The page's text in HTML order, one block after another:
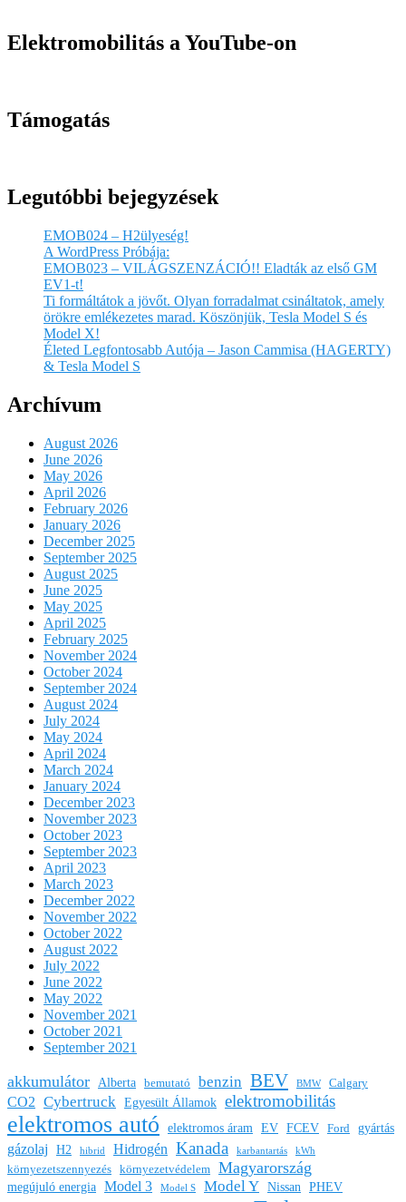
Elektromobilitás a YouTube-on
Támogatás
Legutóbbi bejegyzések
EMOB024 – H2ülyeség!
A WordPress Próbája:
EMOB023 – VILÁGSZENZÁCIÓ!! Eladták az első GM
EV1-t!
Ti formáltátok a jövőt. Olyan forradalmat csináltatok, amely
örökre emlékezetes marad. Köszönjük, Tesla Model S és
Model X!
Életed Legfontosabb Autója – Jason Cammisa (HAGERTY)
& Tesla Model S
Archívum
August 2026
June 2026
May 2026
April 2026
February 2026
January 2026
December 2025
September 2025
August 2025
June 2025
May 2025
April 2025
February 2025
November 2024
October 2024
September 2024
August 2024
July 2024
May 2024
April 2024
March 2024
January 2024
December 2023
November 2023
October 2023
September 2023
April 2023
March 2023
December 2022
November 2022
October 2022
August 2022
July 2022
June 2022
May 2022
November 2021
October 2021
September 2021
akkumulátor Alberta bemutató benzin BEV BMW Calgary
CO2 Cybertruck Egyesült Államok elektromobilitás
elektromos autó elektromos áram EV FCEV Ford gyártás
gázolaj H2 hibrid Hidrogén Kanada karbantartás kWh
környezetszennyezés környezetvédelem Magyarország
megújuló energia Model 3 Model S Model Y Nissan PHEV